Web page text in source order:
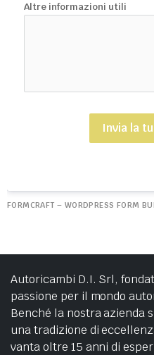
Altre informazioni utili
Invia la
FORMCRAFT – WORDPRESS FORM
Autoricambi D.I. Srl,
passione per il mondo
Benché la nostra azienda
una tradizione di
vanta oltre 15 anni di